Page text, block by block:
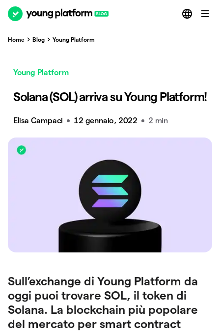
Home Blog Young Platform
Young Platform
Solana (SOL) arriva su Young Platform!
Elisa Campaci 12 gennaio, 2022 2 min
Sull’exchange di Young Platform da
oggi puoi trovare SOL, il token di
Solana. La blockchain più popolare
del mercato per smart contract